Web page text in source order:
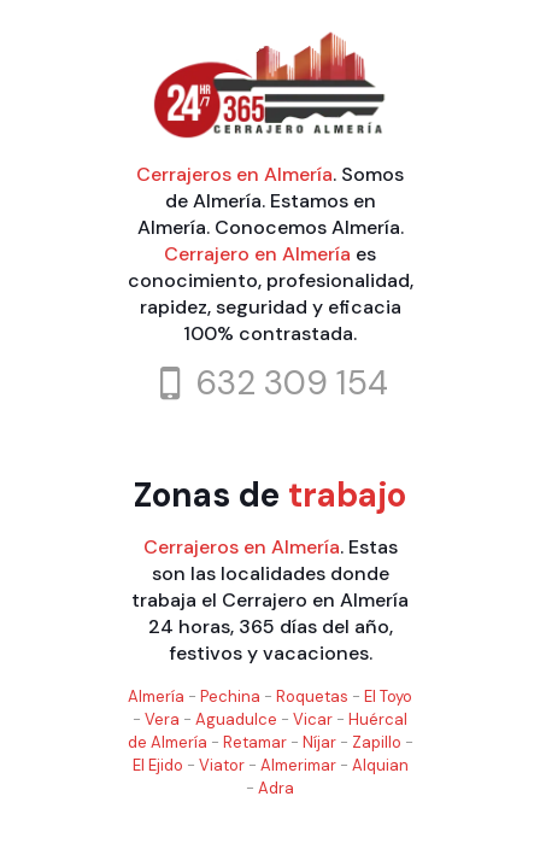
Cerrajeros en Almería. Somos
de Almería. Estamos en
Almería. Conocemos Almería.
Cerrajero en Almería es
conocimiento, profesionalidad,
rapidez, seguridad y eficacia
100% contrastada.
632 309 154
Zonas de trabajo
Cerrajeros en Almería. Estas
son las localidades donde
trabaja el Cerrajero en Almería
24 horas, 365 días del año,
festivos y vacaciones.
Almería - Pechina - Roquetas - El Toyo
- Vera - Aguadulce - Vicar - Huércal
de Almería - Retamar- Níjar- Zapillo -
El Ejido - Viator- Almerimar- Alquian
- Adra